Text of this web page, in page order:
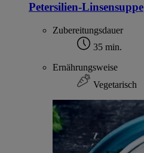
Petersilien-Linsensuppe
Zubereitungsdauer
35 min.
Ernährungsweise
Vegetarisch